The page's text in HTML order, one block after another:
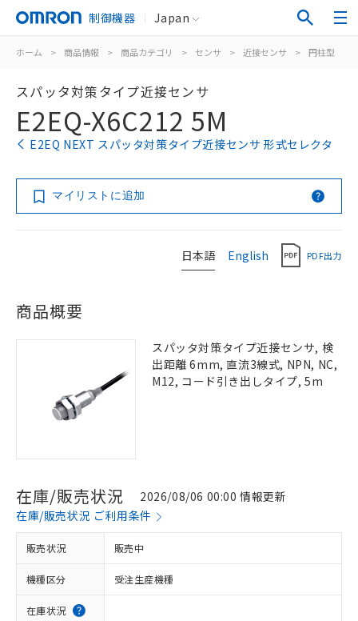
制御機器 Japan
ホーム > 商品情報 > 商品カテゴリ > センサ > 近接センサ > 円柱型
スパッタ対策タイプ近接センサ
E2EQ-X6C212 5M
E2EQ NEXT スパッタ対策タイプ近接センサ 形式セレクタ
マイリストに追加
日本語 English PDF出力
商品概要
スパッタ対策タイプ近接センサ, 検
出距離 6mm, 直流3線式, NPN, NC,
M12, コード引き出しタイプ, 5m
在庫/販売状況
2026/08/06 00:00 情報更新
在庫/販売状況 ご利用条件
販売状況 販売中
機種区分 受注生産機種
在庫状況